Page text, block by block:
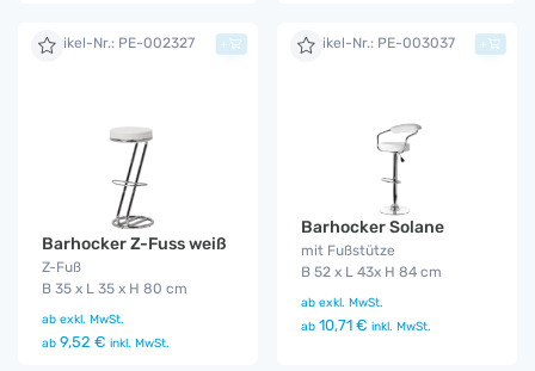
Artikel-Nr.: PE-002327
Barhocker Z-Fuss weiß
Z-Fuß
B 35 x L 35 x H 80 cm
ab exkl. MwSt.
ab 9,52 € inkl. MwSt.
+ Artikel-Nr.: PE-003037
Barhocker Solane
mit Fußstütze
B 52 x L 43x H 84 cm
ab exkl. MwSt.
ab 10,71 € inkl. MwSt.
+